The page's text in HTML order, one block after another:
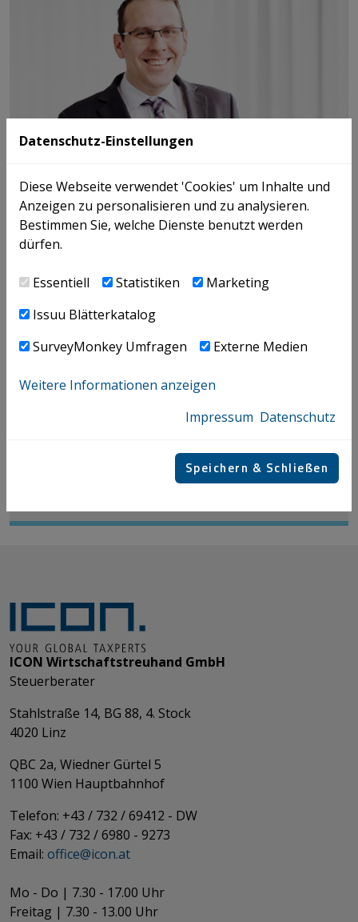
ICON Wirtschaftstreuhand GmbH
Steuerberater
Stahlstraße 14, BG 88, 4. Stock
4020 Linz
QBC 2a, Wiedner Gürtel 5
​​​​​​​1100 Wien Hauptbahnhof
Telefon: +43 / 732 / 69412 - DW
Fax: +43 / 732 / 6980 - 9273
​​​​​​​Email: office@­icon.at
Mo - Do | 7.30 - 17.00 Uhr
Freitag | 7.30 - 13.00 Uhr​​​​​​​
Datenschutz-Einstellungen
Diese Webseite verwendet 'Cookies' um Inhalte und
Anzeigen zu personalisieren und zu analysieren.
Bestimmen Sie, welche Dienste benutzt werden
dürfen.
Essentiell Statistiken
Marketing
Issuu Blätterkatalog
SurveyMonkey Umfragen
Externe Medien
Weitere Informationen anzeigen
Impressum Datenschutz
Speichern & Schließen